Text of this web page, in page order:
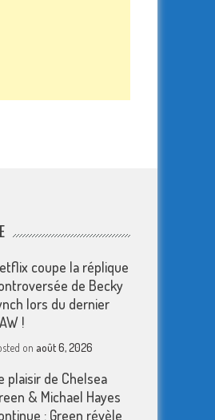
coupe la réplique
de Becky
lors du dernier
!
on août 6, 2026
plaisir de Chelsea
& Michael Hayes
: Green révèle